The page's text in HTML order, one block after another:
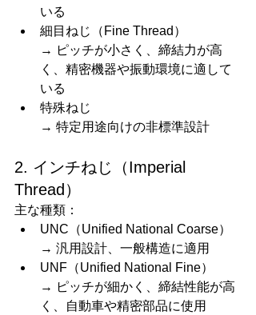
いる
細目ねじ（Fine Thread）
→ ピッチが小さく、締結力が高
く、精密機器や振動環境に適して
いる
特殊ねじ
→ 特定用途向けの非標準設計
2. インチねじ（Imperial
Thread）
主な種類：
UNC（Unified National Coarse）
→ 汎用設計、一般構造に適用
UNF（Unified National Fine）
→ ピッチが細かく、締結性能が高
く、自動車や精密部品に使用